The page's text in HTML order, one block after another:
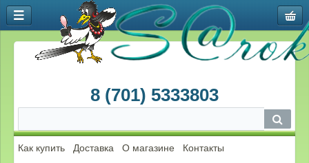
8 (701) 5333803
Как купить Доставка О магазине Контакты